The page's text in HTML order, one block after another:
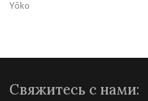
Просмотр
Yōko
Свяжитесь с нами: